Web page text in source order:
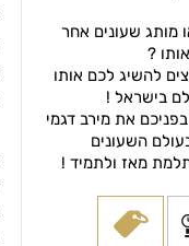
מותג שעונים אחר
?
להשיג לכם אותו
בישראל !
את מירב דגמי
השעונים
מאז ולתמיד !